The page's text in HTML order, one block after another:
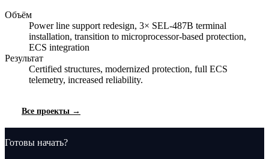
Объём
Power line support redesign, 3× SEL-487B terminal
installation, transition to microprocessor-based protection,
ECS integration
Результат
Certified structures, modernized protection, full ECS
telemetry, increased reliability.
Все проекты →
Готовы начать?